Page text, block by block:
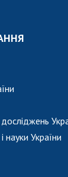
науки України